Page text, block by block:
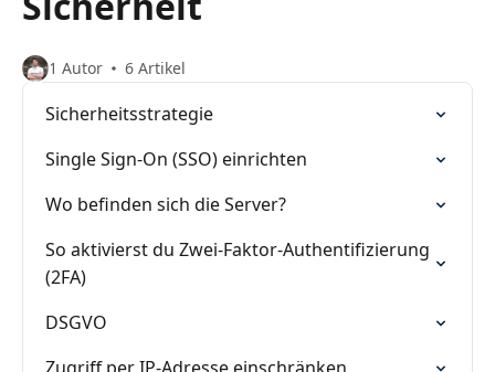
1 Autor 6 Artikel
Sicherheitsstrategie
Single Sign-On (SSO) einrichten
Wo befinden sich die Server?
So aktivierst du Zwei-Faktor-Authentifizierung
(2FA)
DSGVO